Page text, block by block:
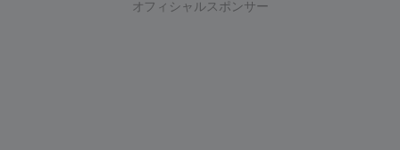
オフィシャルスポンサー